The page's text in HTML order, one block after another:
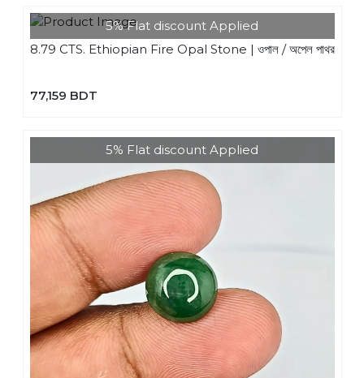
5% Flat discount Applied
8.79 CTS. Ethiopian Fire Opal Stone | ওপাল / অপেল পাথর
77,159 BDT
5% Flat discount Applied